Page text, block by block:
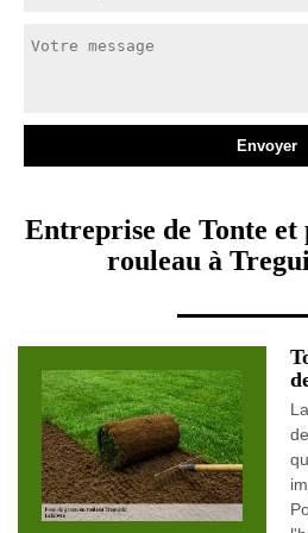
Entreprise de Tonte et
rouleau à